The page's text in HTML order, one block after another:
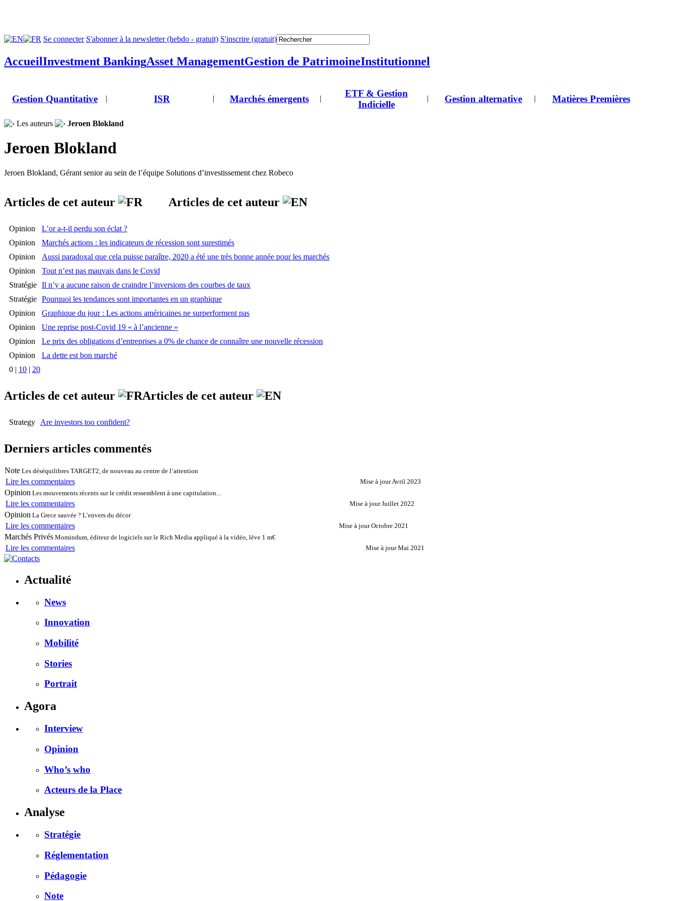
Se connecter S'abonner à la newsletter (hebdo - gratuit) S'inscrire (gratuit)
AccueilInvestment BankingAsset ManagementGestion de PatrimoineInstitutionnel
Gestion Quantitative | ISR | Marchés émergents |
ETF & Gestion
Indicielle
| Gestion alternative | Matières Premières
Les auteurs Jeroen Blokland
Jeroen Blokland
Jeroen Blokland, Gérant senior au sein de l’équipe Solutions d’investissement chez Robeco
Articles de cet auteur Articles de cet auteur
Opinion
L’or a-t-il perdu son éclat ?
Opinion
Marchés actions : les indicateurs de récession sont surestimés
Opinion
Aussi paradoxal que cela puisse paraître, 2020 a été une très bonne année pour les marchés
Opinion
Tout n’est pas mauvais dans le Covid
Stratégie Il n’y a aucune raison de craindre l’inversions des courbes de taux
Stratégie Pourquoi les tendances sont importantes en un graphique
Opinion
Graphique du jour : Les actions américaines ne surperforment pas
Opinion
Une reprise post-Covid 19 « à l’ancienne »
Opinion
Le prix des obligations d’entreprises a 0% de chance de connaître une nouvelle récession
Opinion
La dette est bon marché
0 | 10 | 20
Articles de cet auteur Articles de cet auteur
Strategy Are investors too confident?
Derniers articles commentés
Note Les déséquilibres TARGET2, de nouveau au centre de l’attention
Lire les commentaires Mise à jour Avril 2023
Opinion Les mouvements récents sur le crédit ressemblent à une capitulation...
Lire les commentaires Mise à jour Juillet 2022
Opinion La Grece sauvée ? L’envers du décor
Lire les commentaires Mise à jour Octobre 2021
Marchés Privés Momindum, éditeur de logiciels sur le Rich Media appliqué à la vidéo, lève 1 m€
Lire les commentaires Mise à jour Mai 2021
Actualité
News
Innovation
Mobilité
Stories
Portrait
Agora
Interview
Opinion
Who’s who
Acteurs de la Place
Analyse
Stratégie
Réglementation
Pédagogie
Note